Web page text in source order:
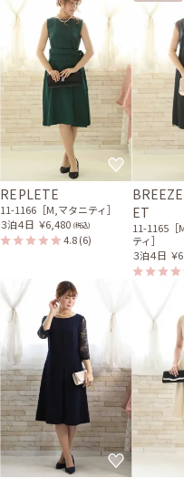
REPLETE
11-1166［M,マタニティ］
３泊４日 ￥6,480 (税込)
4.8(6)
ET
11-1165［
ティ］
３泊４日 ￥